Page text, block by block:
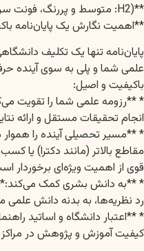
**(H2: متوسط و پررنگ، فونت سرفصل)**
**اهمیت نگارش یک پایان‌نامه
پایان‌نامه تنها یک تکلیف
علمی شما و پلی به سوی آینده
باکیفیت و اصیل:
* **رزومه علمی شما را تقویت
انجام تحقیقات مستقل و ارائه
* **مسیر تحصیلی آینده را
مقاطع بالاتر (مانند دکترا) یا
قوی از اهمیت ویژه‌ای برخوردار
* **به دانش بشری کمک می‌کند:**
رد نظریه‌ها، به بدنه دانش علمی
* **اعتبار دانشگاه و اساتید
کیفیت آموزش و پژوهش در